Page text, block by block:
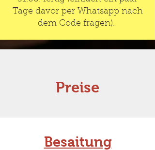
Tage davor per Whatsapp nach
dem Code fragen).
Preise
Besaitung